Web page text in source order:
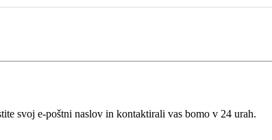
svoj e-poštni naslov in kontaktirali vas bomo v 24 urah.